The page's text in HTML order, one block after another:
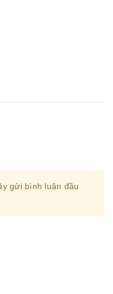
gửi bình luận đầu